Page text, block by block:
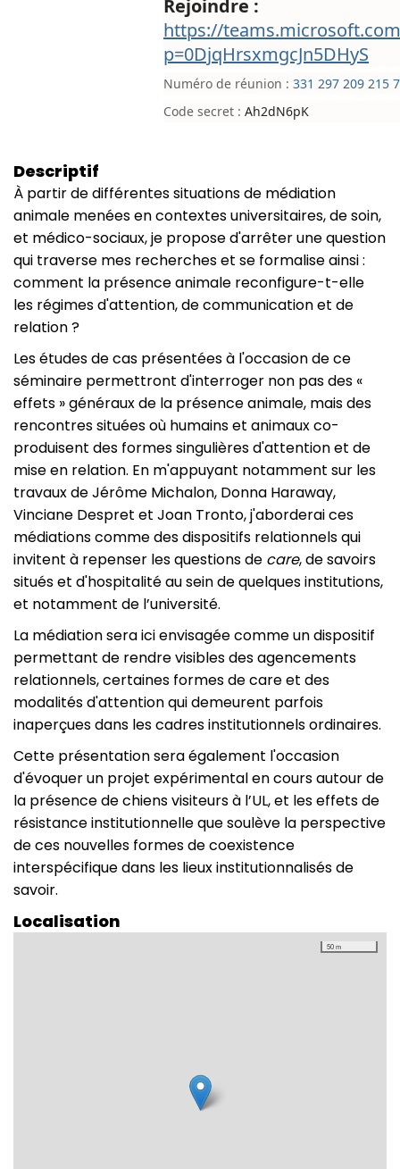
Rejoindre :
https://
p=0DjqHrsxmgcJn5DHyS
Numéro de réunion : 331 297 209 215
Code secret : Ah2dN6pK
Descriptif
À partir de différentes situations de médiation
animale menées en contextes universitaires, de soin,
et médico-sociaux, je propose d'arrêter une question
qui traverse mes recherches et se formalise ainsi :
comment la présence animale reconfigure-t-elle
les régimes d'attention, de communication et de
relation ?
Les études de cas présentées à l'occasion de ce
séminaire permettront d'interroger non pas des «
effets » généraux de la présence animale, mais des
rencontres situées où humains et animaux co-
produisent des formes singulières d'attention et de
mise en relation. En m'appuyant notamment sur les
travaux de Jérôme Michalon, Donna Haraway,
Vinciane Despret et Joan Tronto, j'aborderai ces
médiations comme des dispositifs relationnels qui
invitent à repenser les questions de care, de savoirs
situés et d'hospitalité au sein de quelques institutions,
et notamment de l’université.
La médiation sera ici envisagée comme un dispositif
permettant de rendre visibles des agencements
relationnels, certaines formes de care et des
modalités d'attention qui demeurent parfois
inaperçues dans les cadres institutionnels ordinaires.
Cette présentation sera également l'occasion
d'évoquer un projet expérimental en cours autour de
la présence de chiens visiteurs à l’UL, et les effets de
résistance institutionnelle que soulève la perspective
de ces nouvelles formes de coexistence
interspécifique dans les lieux institutionnalisés de
savoir.
Localisation
50 m